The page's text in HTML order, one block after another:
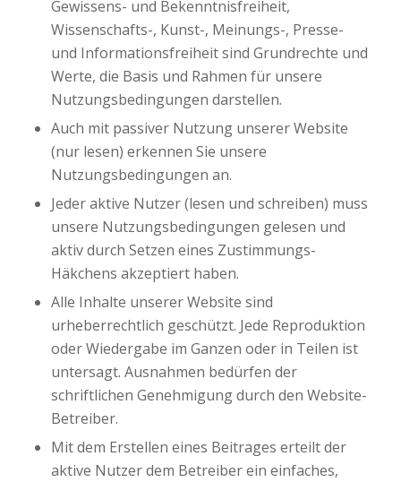
Gewissens- und Bekenntnisfreiheit,
Wissenschafts-, Kunst-, Meinungs-, Presse-
und Informationsfreiheit sind Grundrechte und
Werte, die Basis und Rahmen für unsere
Nutzungsbedingungen darstellen.
Auch mit passiver Nutzung unserer Website
(nur lesen) erkennen Sie unsere
Nutzungsbedingungen an.
Jeder aktive Nutzer (lesen und schreiben) muss
unsere Nutzungsbedingungen gelesen und
aktiv durch Setzen eines Zustimmungs-
Häkchens akzeptiert haben.
Alle Inhalte unserer Website sind
urheberrechtlich geschützt. Jede Reproduktion
oder Wiedergabe im Ganzen oder in Teilen ist
untersagt. Ausnahmen bedürfen der
schriftlichen Genehmigung durch den Website-
Betreiber.
Mit dem Erstellen eines Beitrages erteilt der
aktive Nutzer dem Betreiber ein einfaches,